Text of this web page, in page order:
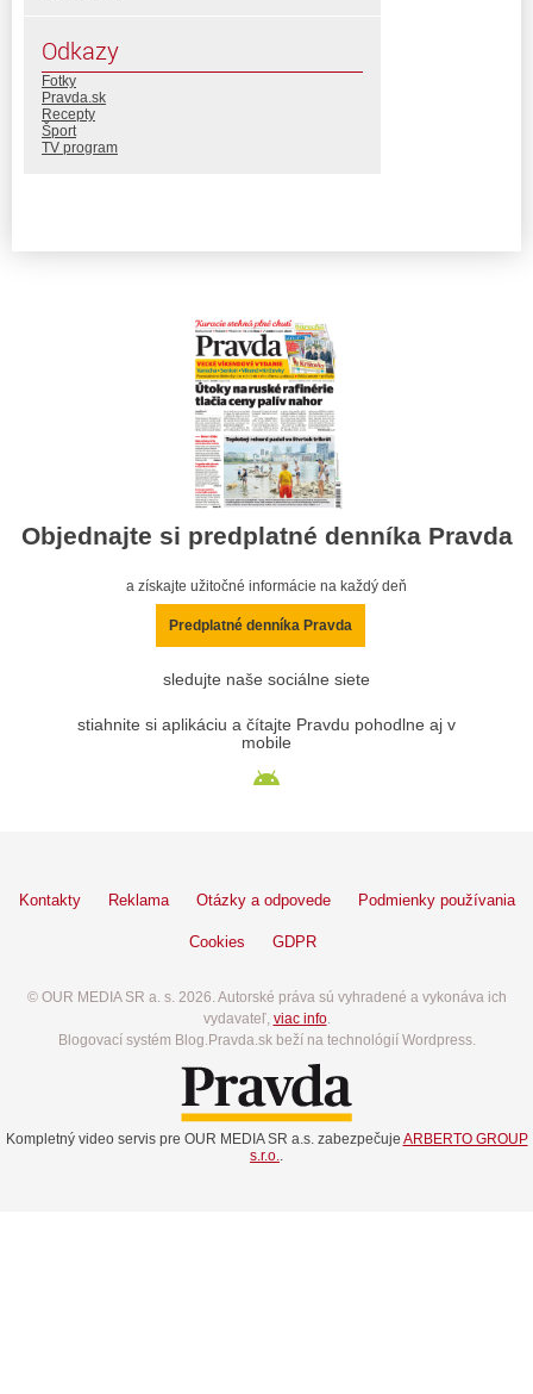
Odkazy
Fotky
Pravda.sk
Recepty
Šport
TV program
Objednajte si predplatné denníka Pravda
a získajte užitočné informácie na každý deň
Predplatné denníka Pravda
sledujte naše sociálne siete
stiahnite si aplikáciu a čítajte Pravdu pohodlne aj v
mobile
Kontakty Reklama Otázky a odpovede Podmienky používania
Cookies GDPR
© OUR MEDIA SR a. s. 2026. Autorské práva sú vyhradené a vykonáva ich
vydavateľ, viac info.
Blogovací systém Blog.Pravda.sk beží na technológií Wordpress.
Kompletný video servis pre OUR MEDIA SR a.s. zabezpečuje ARBERTO GROUP
s.r.o.